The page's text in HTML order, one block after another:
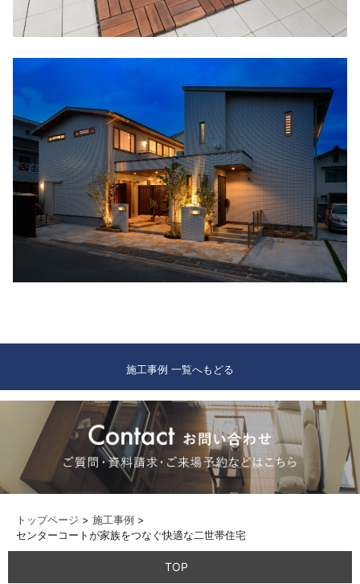
施工事例 一覧へもどる
トップページ > 施工事例 >
センターコートが家族をつなぐ快適な二世帯住宅
TOP